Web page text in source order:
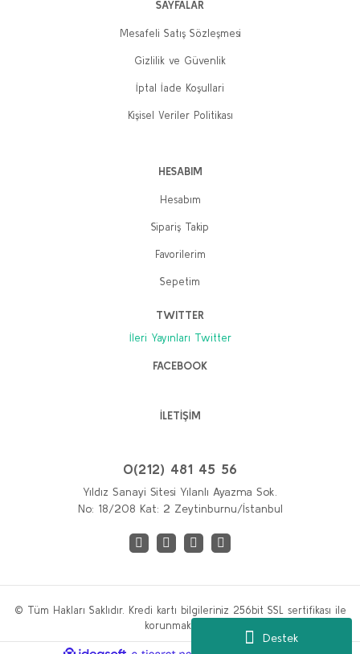
Destek
SAYFALAR
Mesafeli Satış Sözleşmesi
Gizlilik ve Güvenlik
İptal İade Koşullari
Kişisel Veriler Politikası
HESABIM
Hesabım
Sipariş Takip
Favorilerim
Sepetim
TWITTER
İleri Yayınları Twitter
FACEBOOK
İLETİŞİM
0(212) 481 45 56
Yıldız Sanayi Sitesi Yılanlı Ayazma Sok.
No: 18/208 Kat: 2 Zeytinburnu/İstanbul
© Tüm Hakları Saklıdır. Kredi kartı bilgileriniz 256bit SSL sertifikası ile
korunmaktadır.